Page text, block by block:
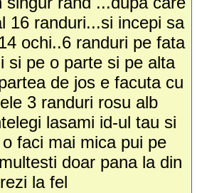
16 randuri...si incepi sa
ochi..6 randuri pe fata
si pe o parte si pe alta
de jos e facuta cu
3 randuri rosu alb
lasami id-ul tau si
faci mai mica pui pe
doar pana la din
la fel